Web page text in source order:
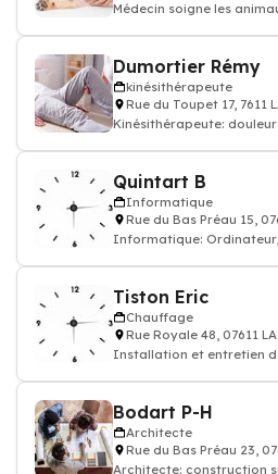
Médecin soigne les
Dumortier Rémy
kinésithérapeute
Rue du Toupet 17, 7611
Kinésithérapeute:
Quintart B
Informatique
Rue du Bas Préau 15,
Informatique:
Tiston Eric
Chauffage
Rue Royale 48, 07611
Installation et entretien
Bodart P-H
Architecte
Rue du Bas Préau 23,
Architecte: construction